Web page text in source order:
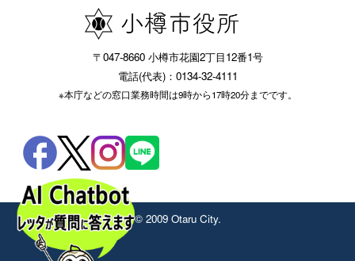
〒047-8660 小樽市花園2丁目12番1号
電話(代表)：0134-32-4111
※本庁などの窓口業務時間は9時から17時20分までです。
© 2009 Otaru City.